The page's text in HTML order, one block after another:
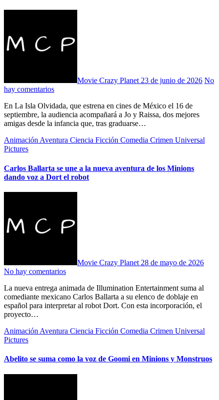
Movie Crazy Planet23 de junio de 2026 No
hay comentarios
En La Isla Olvidada, que estrena en cines de México el 16 de
septiembre, la audiencia acompañará a Jo y Raissa, dos mejores
amigas desde la infancia que, tras graduarse…
AnimaciónAventura Ciencia Ficción Comedia Crimen Universal
Pictures
Carlos Ballarta se une a la nueva aventura de los Minions
dando voz a Dort el robot
Movie Crazy Planet 28 de mayo de 2026
No hay comentarios
La nueva entrega animada de Illumination Entertainment suma al
comediante mexicano Carlos Ballarta a su elenco de doblaje en
español para interpretar al robot Dort. Con esta incorporación, el
proyecto…
Animación Aventura Ciencia Ficción Comedia Crimen Universal
Pictures
Abelito se suma como la voz de Goomi en Minions y Monstruos